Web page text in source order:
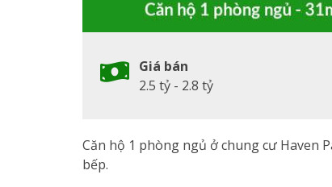
Giá bán
2.5 tỷ - 2.8 tỷ
Căn hộ 1 phòng ngủ ở chung cư Haven
bếp.